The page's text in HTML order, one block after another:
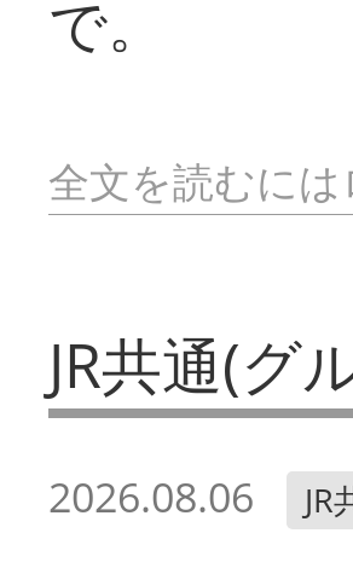
で。
全文を読むに
JR共通(グ
2026.08.06